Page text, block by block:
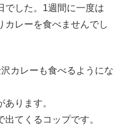
でした。1週間に一度は
カレーを食べませんでし
カレーも食べるようにな
ります。
てくるコップです。